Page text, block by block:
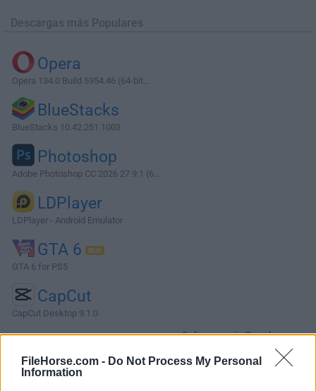
FileHorse.com - Do Not Process My Personal
Information
Descargas más Populares
Opera
Opera 134.0 Build 5954.46 (64-bit...
BlueStacks
BlueStacks 10.42.251.1003
Photoshop
Adobe Photoshop CC 2026 27.9.1 (6...
LDPlayer
LDPlayer - Android Emulator
GTA 6
GTA 6 for PS5
CapCut
CapCut Desktop 9.1.0
Software más Populares »
Acerca de CherryTree